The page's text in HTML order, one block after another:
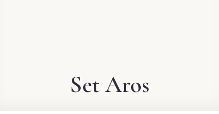
Set Aros